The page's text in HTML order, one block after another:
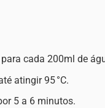
cada 200ml de
atingir 95 °C.
5 a 6 minutos.